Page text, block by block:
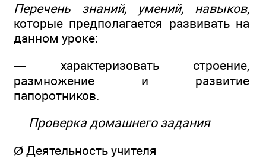
Перечень знаний, умений, навыков,
которые предполагается развивать на
данном уроке:
— характеризовать строение,
размножение и развитие
папоротников.
Проверка домашнего задания
Ø Деятельность учителя